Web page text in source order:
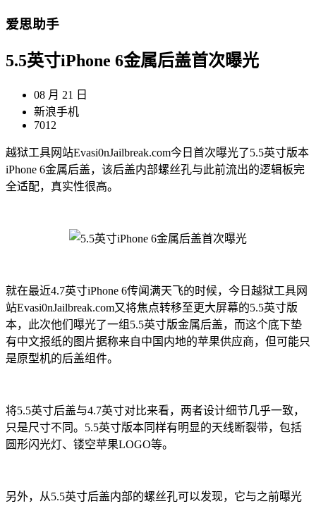
爱思助手
5.5英寸iPhone 6金属后盖首次曝光
08 月 21 日
新浪手机
7012
越狱工具网站Evasi0nJailbreak.com今日首次曝光了5.5英寸版本
iPhone 6金属后盖，该后盖内部螺丝孔与此前流出的逻辑板完
全适配，真实性很高。
就在最近4.7英寸iPhone 6传闻满天飞的时候，今日越狱工具网
站Evasi0nJailbreak.com又将焦点转移至更大屏幕的5.5英寸版
本，此次他们曝光了一组5.5英寸版金属后盖，而这个底下垫
有中文报纸的图片据称来自中国内地的苹果供应商，但可能只
是原型机的后盖组件。
将5.5英寸后盖与4.7英寸对比来看，两者设计细节几乎一致，
只是尺寸不同。5.5英寸版本同样有明显的天线断裂带，包括
圆形闪光灯、镂空苹果LOGO等。
另外，从5.5英寸后盖内部的螺丝孔可以发现，它与之前曝光